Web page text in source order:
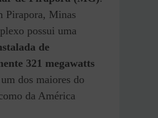
Pirapora, Minas
possui uma
de
321 megawatts
dos maiores do
da América